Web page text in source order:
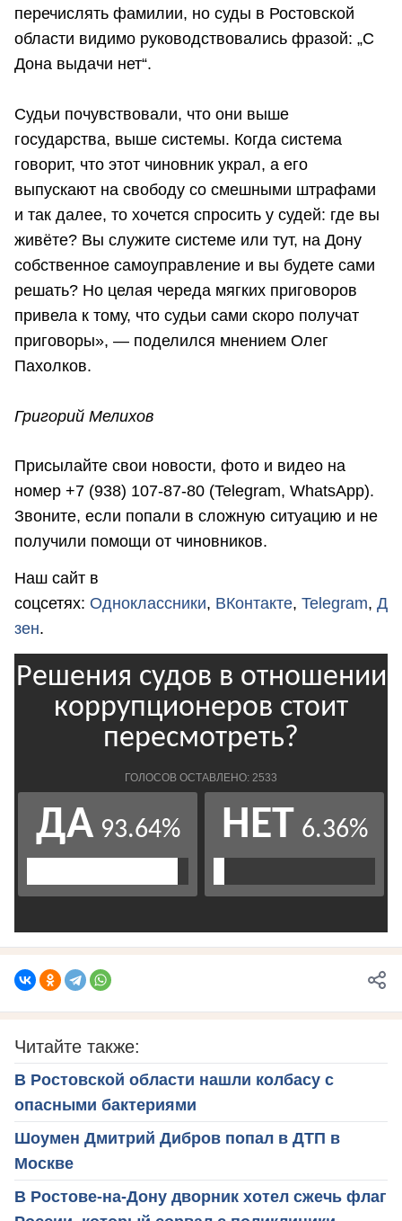
перечислять фамилии, но суды в Ростовской
области видимо руководствовались фразой: „С
Дона выдачи нет“.
Судьи почувствовали, что они выше
государства, выше системы. Когда система
говорит, что этот чиновник украл, а его
выпускают на свободу со смешными штрафами
и так далее, то хочется спросить у судей: где вы
живёте? Вы служите системе или тут, на Дону
собственное самоуправление и вы будете сами
решать? Но целая череда мягких приговоров
привела к тому, что судьи сами скоро получат
приговоры», — поделился мнением Олег
Пахолков.
Григорий Мелихов
Присылайте свои новости, фото и видео на
номер +7 (938) 107-87-80 (Telegram, WhatsApp).
Звоните, если попали в сложную ситуацию и не
получили помощи от чиновников.
Наш сайт в
соцсетях: Одноклассники, ВКонтакте, Telegram, Д
зен.
Читайте также:
В Ростовской области нашли колбасу с
опасными бактериями
Шоумен Дмитрий Дибров попал в ДТП в
Москве
В Ростове-на-Дону дворник хотел сжечь флаг